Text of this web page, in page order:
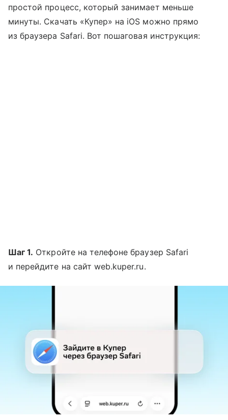
простой процесс, который занимает меньше
минуты. Скачать «Купер» на iOS можно прямо
из браузера Safari. Вот пошаговая инструкция:
Шаг 1. Откройте на телефоне браузер Safari
и перейдите на сайт web.kuper.ru.